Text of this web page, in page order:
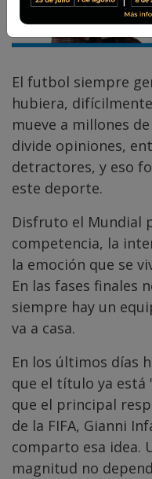
El futbol siempre
hubiera,
mueve a millones
divide opiniones,
detractores, y eso
este deporte.
Disfruto el Mundial
competencia, la
la emoción que se
En las fases finales
siempre hay un
va a casa.
En los últimos días
que el título ya está
que el principal
de la FIFA, Gianni
comparto esa idea.
magnitud no